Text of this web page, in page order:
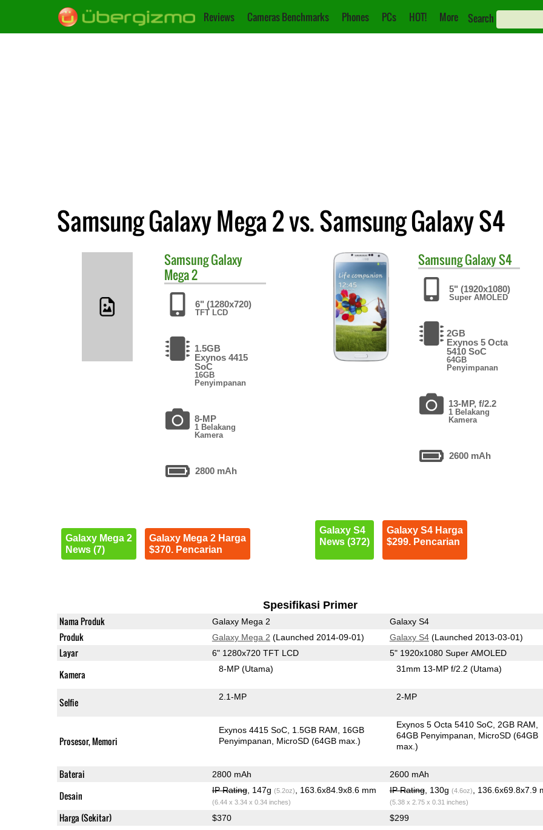
Reviews Cameras Benchmarks Phones PCs HOT! More Search
Samsung Galaxy Mega 2 vs. Samsung Galaxy S4
SamsungGalaxy
Mega 2
6" (1280x720)
TFT LCD
1.5GB
Exynos 4415
SoC
16GB
Penyimpanan
8-MP
1 Belakang
Kamera
2800 mAh
Galaxy Mega 2
News (7)
Galaxy Mega 2 Harga
$370. Pencarian
SamsungGalaxy S4
5" (1920x1080)
Super AMOLED
2GB
Exynos 5 Octa
5410 SoC
64GB
Penyimpanan
13-MP, f/2.2
1 Belakang
Kamera
2600 mAh
Galaxy S4
News (372)
Galaxy S4 Harga
$299. Pencarian
Spesifikasi Primer
Nama Produk Galaxy Mega 2 Galaxy S4
Produk Galaxy Mega 2 (Launched 2014-09-01) Galaxy S4(Launched 2013-03-01)
Layar 6" 1280x720 TFT LCD 5" 1920x1080 Super AMOLED
Kamera 8-MP(Utama) 31mm 13-MP f/2.2(Utama)
Selfie 2.1-MP 2-MP
Prosesor, Memori
Exynos 4415 SoC 1.5GB RAM
16GB
Penyimpanan
MicroSD (64GB max.)
Exynos 5 Octa 5410 SoC 2GB RAM
64GB Penyimpanan
MicroSD (64GB
max.)
Baterai 2800 mAh 2600 mAh
Desain IP Rating, 147g (5.2oz) , 163.6x84.9x8.6 mm
(6.44 x 3.34 x 0.34 inches)
IP Rating, 130g (4.6oz) , 136.6x69.8x7.9
(5.38 x 2.75 x 0.31 inches)
Harga (Sekitar) $370 $299